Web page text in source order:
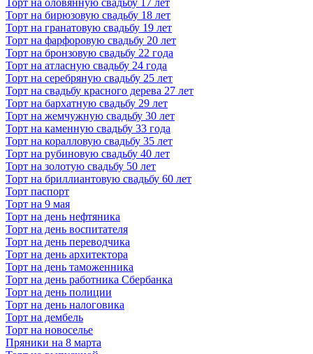
Торт на оловянную свадьбу 17 лет
Торт на бирюзовую свадьбу 18 лет
Торт на гранатовую свадьбу 19 лет
Торт на фарфоровую свадьбу 20 лет
Торт на бронзовую свадьбу 22 года
Торт на атласную свадьбу 24 года
Торт на серебряную свадьбу 25 лет
Торт на свадьбу красного дерева 27 лет
Торт на бархатную свадьбу 29 лет
Торт на жемчужную свадьбу 30 лет
Торт на каменную свадьбу 33 года
Торт на коралловую свадьбу 35 лет
Торт на рубиновую свадьбу 40 лет
Торт на золотую свадьбу 50 лет
Торт на бриллиантовую свадьбу 60 лет
Торт паспорт
Торт на 9 мая
Торт на день нефтяника
Торт на день воспитателя
Торт на день переводчика
Торт на день архитектора
Торт на день таможенника
Торт на день работника Сбербанка
Торт на день полиции
Торт на день налоговика
Торт на дембель
Торт на новоселье
Пряники на 8 марта